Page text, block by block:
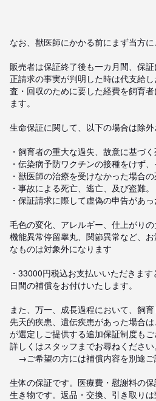
なお、獣医師にかかる前にまず当方に
販売者は保証終了後も一カ月間、保
正請求の事実が判明した時は代支給
査・回収のために要した経費を飼育
ます。
生命保証に関して、以下の場合は除外
・飼育者の重大な過失、故意に基づ
・伝染病予防ワクチンの接種をけず
・獣医師の治療を受けなかった場合
・事故による死亡、逃亡、及び盗難。
・保証請求に際して虚偽の申告があ
毛色の変化、アレルギー、仕上がり
機能異常停留睾丸、関節異常など、
なものは対象外になります
・33000円税込お支払いいただきま
日間の補償をお付けいたします。
また、万一、成長過程において、飼
先天的疾患、遺伝疾患があった場合
が選定しご提供する追加保証制度もご
詳しくはスタッフまでお尋ねください。
→ご希望の方には補償内容を別途ご
生体の保証です。医療費・慰謝料の保
生き物です。返品・交換、引き取りは